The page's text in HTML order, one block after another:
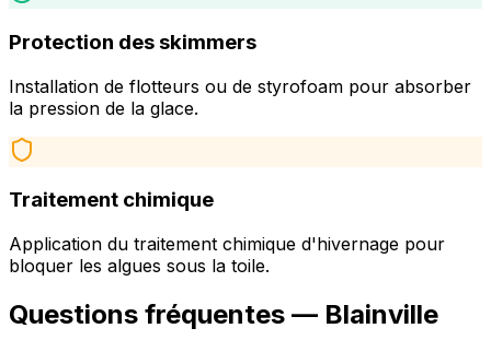
Protection des skimmers
Installation de flotteurs ou de styrofoam pour absorber
la pression de la glace.
Traitement chimique
Application du traitement chimique d'hivernage pour
bloquer les algues sous la toile.
Questions fréquentes — Blainville